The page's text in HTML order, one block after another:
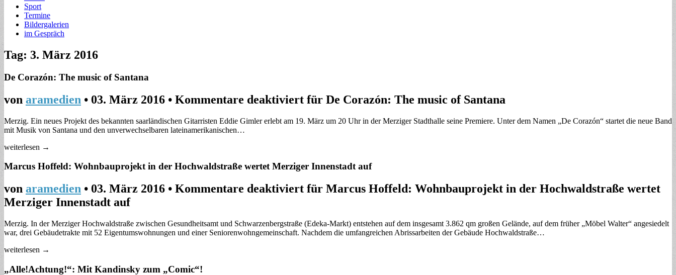
Sport
Termine
Bildergalerien
im Gespräch
Tag: 3. März 2016
De Corazón: The music of Santana
von aramedien • 03. März 2016 • Kommentare deaktiviert für De Corazón: The music of Santana
Merzig. Ein neues Projekt des bekannten saarländischen Gitarristen Eddie Gimler erlebt am 19. März um 20 Uhr in der Merziger Stadthalle seine Premiere. Unter dem Namen „De Corazón“ startet die neue Band
mit Musik von Santana und den unverwechselbaren lateinamerikanischen…
weiterlesen →
Marcus Hoffeld: Wohnbauprojekt in der Hochwaldstraße wertet Merziger Innenstadt auf
von aramedien • 03. März 2016 • Kommentare deaktiviert für Marcus Hoffeld: Wohnbauprojekt in der Hochwaldstraße wertet
Merziger Innenstadt auf
Merzig. In der Merziger Hochwaldstraße zwischen Gesundheitsamt und Schwarzenbergstraße (Edeka-Markt) entstehen auf dem insgesamt 3.862 qm großen Gelände, auf dem früher „Möbel Walter“ angesiedelt
war, drei Gebäudetrakte mit 52 Eigentumswohnungen und einer Seniorenwohngemeinschaft. Nachdem die umfangreichen Abrissarbeiten der Gebäude Hochwaldstraße…
weiterlesen →
„Alle!Achtung!“: Mit Kandinsky zum „Comic“!